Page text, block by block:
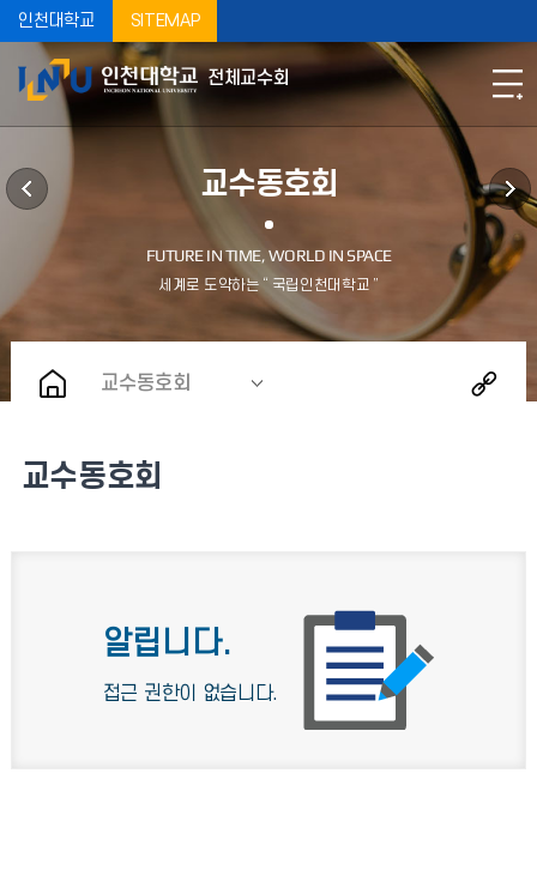
인천대학교 SITEMAP
전체교수회
교수동호회
교수동호회
교수동호회
알립니다.
접근 권한이 없습니다.